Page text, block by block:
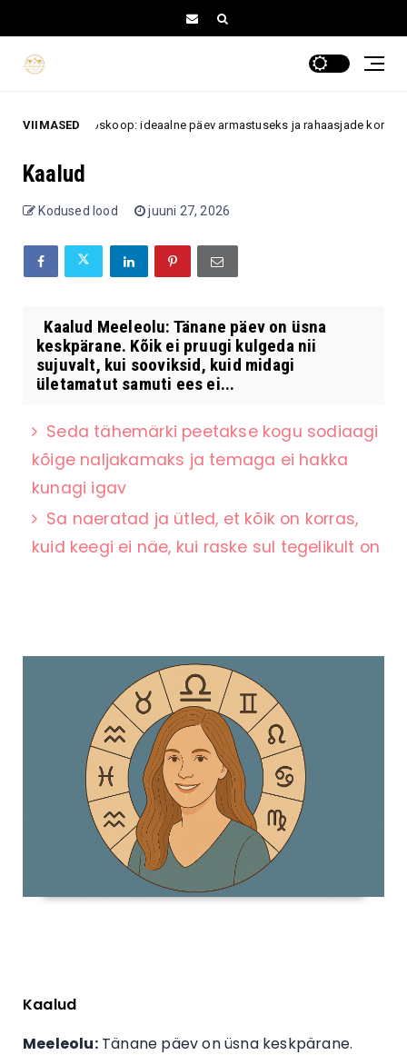
VIIMASED
augusti horoskoop: ideaalne päev armastuseks ja rahaasjade
Kaalud
Kodused lood juuni 27, 2026
Kaalud Meeleolu: Tänane päev on üsna
keskpärane. Kõik ei pruugi kulgeda nii
sujuvalt, kui sooviksid, kuid midagi
ületamatut samuti ees ei...
Seda tähemärki peetakse kogu sodiaagi
kõige naljakamaks ja temaga ei hakka
kunagi igav
Sa naeratad ja ütled, et kõik on korras,
kuid keegi ei näe, kui raske sul tegelikult on
Kaalud
Meeleolu:Tänane päev on üsna keskpärane.